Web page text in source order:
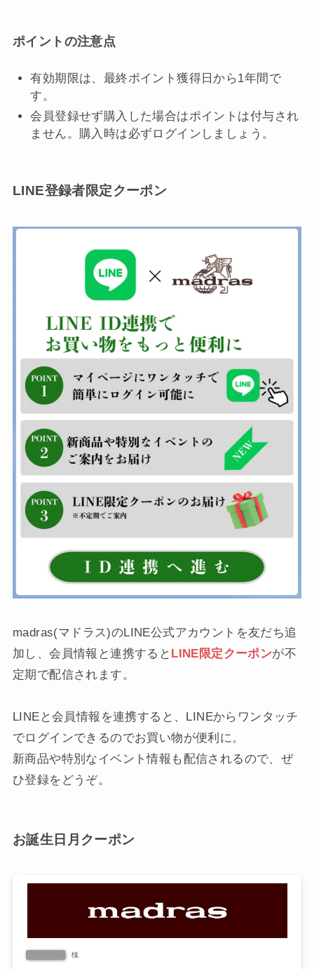
ポイントの注意点
有効期限は、最終ポイント獲得日から1年間で
す。
会員登録せず購入した場合はポイントは付与され
ません。購入時は必ずログインしましょう。
LINE登録者限定クーポン
madras(マドラス)のLINE公式アカウントを友だち追
加し、会員情報と連携すると LINE限定クーポンが不
定期で配信されます。
LINEと会員情報を連携すると、LINEからワンタッチ
でログインできるのでお買い物が便利に。
新商品や特別なイベント情報も配信されるので、ぜ
ひ登録をどうぞ。
お誕生日月クーポン